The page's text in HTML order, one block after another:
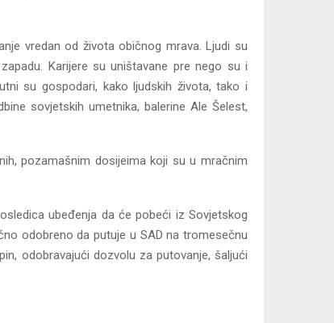
vredan od života običnog mrava. Ljudi su
Karijere su uništavane pre nego su i
su gospodari, kako ljudskih života, tako i
sovjetskih umetnika, balerine Ale Šelеst,
pozamašnim dosijeima koji su u mračnim
ubeđenja da će pobeći iz Sovjetskog
odobreno da putuje u SAD na tromesečnu
odobravajući dozvolu za putovanje, šaljući